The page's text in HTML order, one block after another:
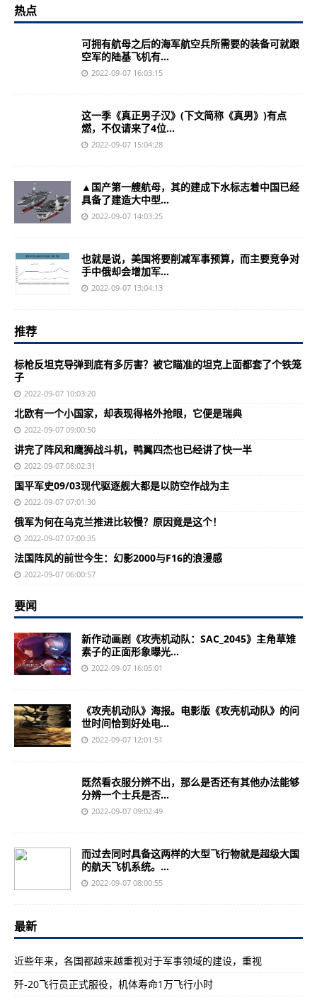
热点
可拥有航母之后的海军航空兵所需要的装备可就跟
空军的陆基飞机有...
2022-09-07 16:03:15
这一季《真正男子汉》(下文简称《真男》)有点
燃，不仅请来了4位...
2022-09-07 15:04:28
▲国产第一艘航母，其的建成下水标志着中国已经
具备了建造大中型...
2022-09-07 14:03:25
也就是说，美国将要削减军事预算，而主要竞争对
手中俄却会增加军...
2022-09-07 13:04:13
推荐
标枪反坦克导弹到底有多厉害？被它瞄准的坦克上面都套了个铁笼
子
2022-09-07 10:03:20
北欧有一个小国家，却表现得格外抢眼，它便是瑞典
2022-09-07 09:00:50
讲完了阵风和鹰狮战斗机，鸭翼四杰也已经讲了快一半
2022-09-07 08:02:31
国平军史09/03现代驱逐舰大都是以防空作战为主
2022-09-07 07:01:30
俄军为何在乌克兰推进比较慢？原因竟是这个！
2022-09-07 07:00:35
法国阵风的前世今生：幻影2000与F16的浪漫感
2022-09-07 06:00:57
要闻
新作动画剧《攻壳机动队：SAC_2045》主角草雉
素子的正面形象曝光...
2022-09-07 16:05:01
《攻壳机动队》海报。电影版《攻壳机动队》的问
世时间恰到好处电...
2022-09-07 12:01:51
既然看衣服分辨不出，那么是否还有其他办法能够
分辨一个士兵是否...
2022-09-07 09:02:49
而过去同时具备这两样的大型飞行物就是超级大国
的航天飞机系统。...
2022-09-07 08:00:55
最新
近些年来，各国都越来越重视对于军事领域的建设，重视
歼-20飞行员正式服役，机体寿命1万飞行小时